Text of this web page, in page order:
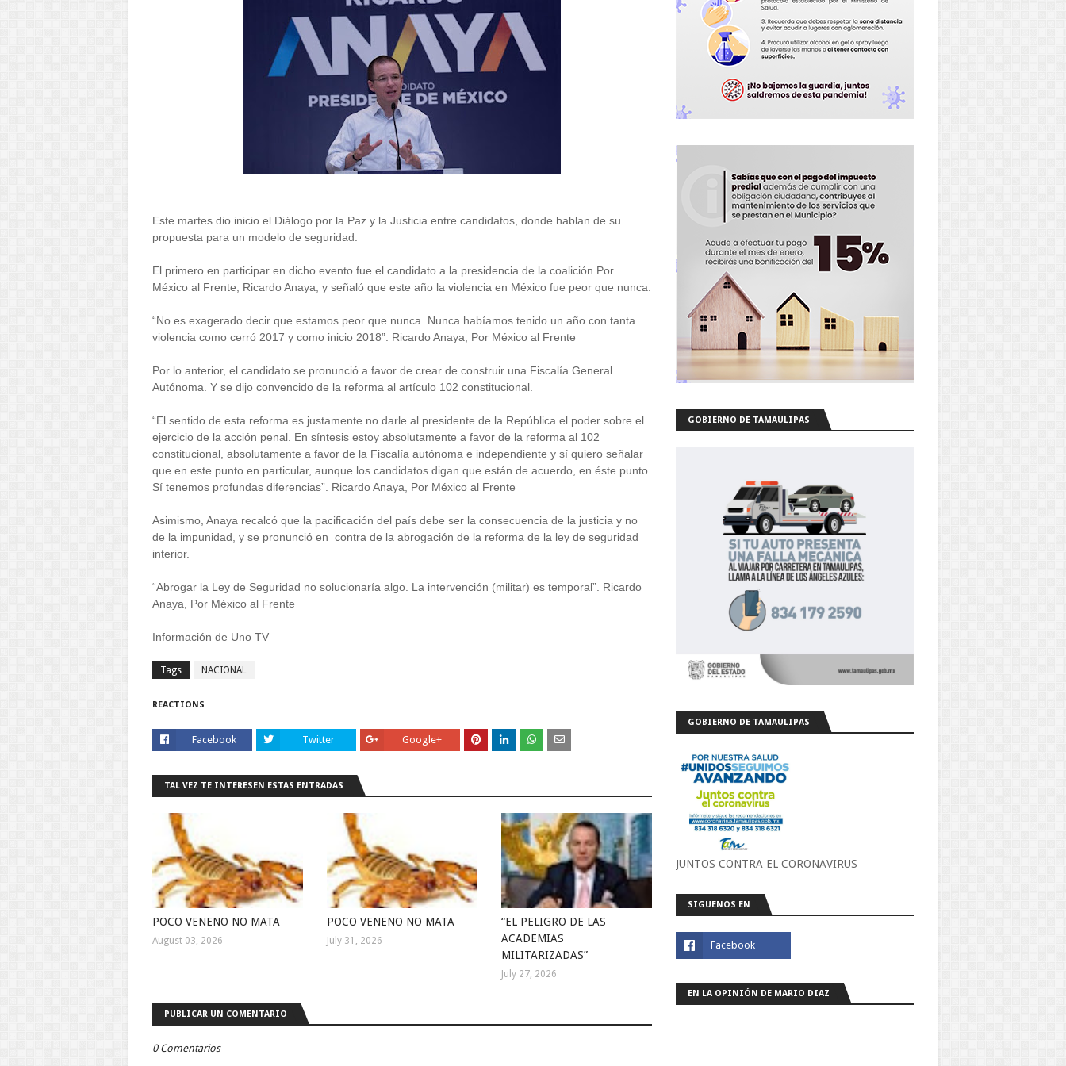
Este martes dio inicio el Diálogo por la Paz y la Justicia entre candidatos, donde hablan de su
propuesta para un modelo de seguridad.
El primero en participar en dicho evento fue el candidato a la presidencia de la coalición Por
México al Frente, Ricardo Anaya, y señaló que este año la violencia en México fue peor que nunca.
“No es exagerado decir que estamos peor que nunca. Nunca habíamos tenido un año con tanta
violencia como cerró 2017 y como inicio 2018”. Ricardo Anaya, Por México al Frente
Por lo anterior, el candidato se pronunció a favor de crear de construir una Fiscalía General
Autónoma. Y se dijo convencido de la reforma al artículo 102 constitucional.
“El sentido de esta reforma es justamente no darle al presidente de la República el poder sobre el
ejercicio de la acción penal. En síntesis estoy absolutamente a favor de la reforma al 102
constitucional, absolutamente a favor de la Fiscalía autónoma e independiente y sí quiero señalar
que en este punto en particular, aunque los candidatos digan que están de acuerdo, en éste punto
Sí tenemos profundas diferencias”. Ricardo Anaya, Por México al Frente
Asimismo, Anaya recalcó que la pacificación del país debe ser la consecuencia de la justicia y no
de la impunidad, y se pronunció en contra de la abrogación de la reforma de la ley de seguridad
interior.
“Abrogar la Ley de Seguridad no solucionaría algo. La intervención (militar) es temporal”. Ricardo
Anaya, Por México al Frente
Información de Uno TV
Tags NACIONAL
REACTIONS
Facebook Twitter Google+
TAL VEZ TE INTERESEN ESTAS ENTRADAS
POCO VENENO NO MATA
August 03, 2026
POCO VENENO NO MATA
July 31, 2026
“EL PELIGRO DE LAS
ACADEMIAS
MILITARIZADAS”
July 27, 2026
PUBLICAR UN COMENTARIO
0 Comentarios
GOBIERNO DE TAMAULIPAS
GOBIERNO DE TAMAULIPAS
JUNTOS CONTRA EL CORONAVIRUS
SIGUENOS EN
EN LA OPINIÓN DE MARIO DIAZ